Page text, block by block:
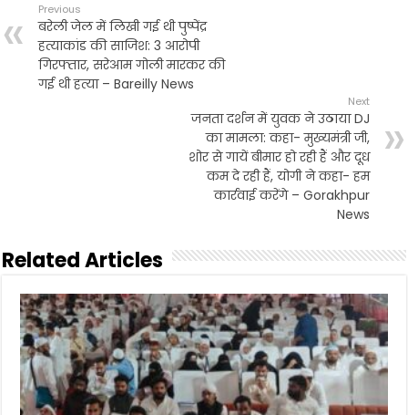
o
o
k
e
r
A
p
p
Previous
बरेली जेल में लिखी गई थी पुष्पेंद्र
हत्याकांड की साजिश: 3 आरोपी
गिरफ्तार, सरेआम गोली मारकर की
गई थी हत्या – Bareilly News
Next
जनता दर्शन में युवक ने उठाया DJ
का मामला: कहा- मुख्यमंत्री जी,
शोर से गायें बीमार हो रही हैं और दूध
कम दे रही हैं, योगी ने कहा- हम
कार्रवाई करेंगे – Gorakhpur
News
Related Articles